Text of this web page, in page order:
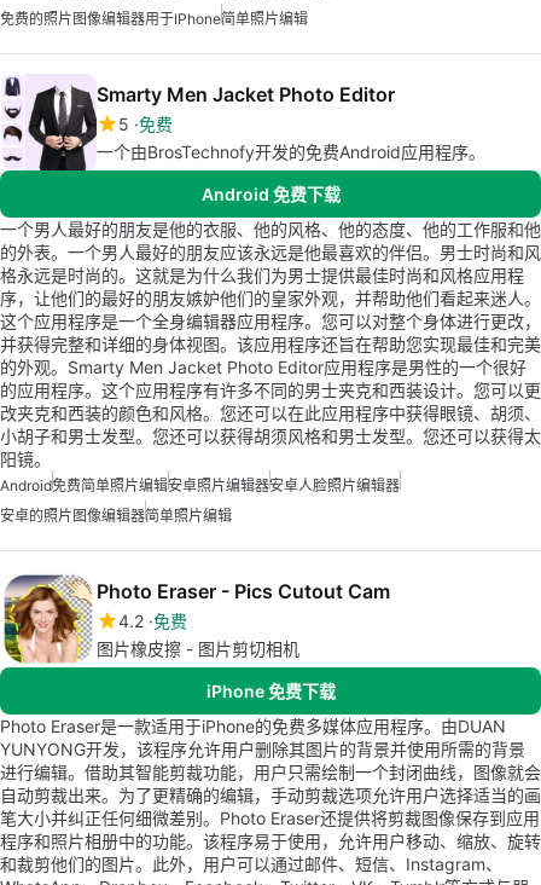
免费的照片图像编辑器用于iPhone简单照片编辑
Smarty Men Jacket Photo Editor
5 免费
一个由BrosTechnofy开发的免费Android应用程序。
Android 免费下载
一个男人最好的朋友是他的衣服、他的风格、他的态度、他的工作服和他
的外表。一个男人最好的朋友应该永远是他最喜欢的伴侣。男士时尚和风
格永远是时尚的。这就是为什么我们为男士提供最佳时尚和风格应用程
序，让他们的最好的朋友嫉妒他们的皇家外观，并帮助他们看起来迷人。
这个应用程序是一个全身编辑器应用程序。您可以对整个身体进行更改，
并获得完整和详细的身体视图。该应用程序还旨在帮助您实现最佳和完美
的外观。Smarty Men Jacket Photo Editor应用程序是男性的一个很好
的应用程序。这个应用程序有许多不同的男士夹克和西装设计。您可以更
改夹克和西装的颜色和风格。您还可以在此应用程序中获得眼镜、胡须、
小胡子和男士发型。您还可以获得胡须风格和男士发型。您还可以获得太
阳镜。
Android免费简单照片编辑安卓照片编辑器安卓人脸照片编辑器
安卓的照片图像编辑器简单照片编辑
Photo Eraser - Pics Cutout Cam
4.2 免费
图片橡皮擦 - 图片剪切相机
iPhone 免费下载
Photo Eraser是一款适用于iPhone的免费多媒体应用程序。由DUAN
YUNYONG开发，该程序允许用户删除其图片的背景并使用所需的背景
进行编辑。借助其智能剪裁功能，用户只需绘制一个封闭曲线，图像就会
自动剪裁出来。为了更精确的编辑，手动剪裁选项允许用户选择适当的画
笔大小并纠正任何细微差别。Photo Eraser还提供将剪裁图像保存到应用
程序和照片相册中的功能。该程序易于使用，允许用户移动、缩放、旋转
和裁剪他们的图片。此外，用户可以通过邮件、短信、Instagram、